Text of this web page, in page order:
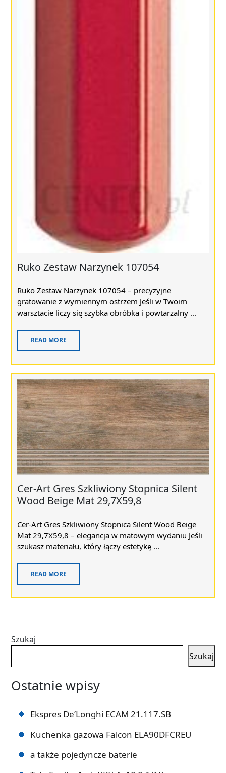
Ruko Zestaw Narzynek 107054
Ruko Zestaw Narzynek 107054 – precyzyjne
gratowanie z wymiennym ostrzem Jeśli w Twoim
warsztacie liczy się szybka obróbka i powtarzalny ...
READ MORE
Cer-Art Gres Szkliwiony Stopnica Silent
Wood Beige Mat 29,7X59,8
Cer-Art Gres Szkliwiony Stopnica Silent Wood Beige
Mat 29,7X59,8 – elegancja w matowym wydaniu Jeśli
szukasz materiału, który łączy estetykę ...
READ MORE
Szukaj
Szukaj
Ostatnie wpisy
Ekspres De’Longhi ECAM 21.117.SB
Kuchenka gazowa Falcon ELA90DFCREU
a także pojedyncze baterie